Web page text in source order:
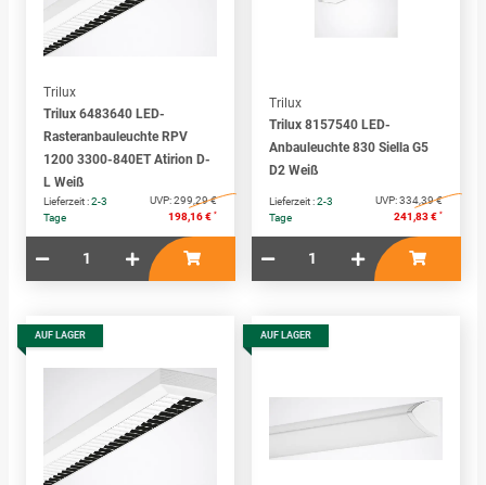
Trilux
Trilux 6483640 LED-
Rasteranbauleuchte RPV
1200 3300-840ET Atirion D-
L Weiß
Lieferzeit :2-3
Tage
UVP:299,29 €
198,16 € *
Trilux
Trilux 8157540 LED-
Anbauleuchte 830 Siella G5
D2 Weiß
Lieferzeit :2-3
Tage
UVP:334,39 €
241,83 € *
AUF LAGER AUF LAGER